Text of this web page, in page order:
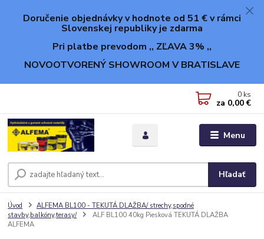
Doručenie objednávky v hodnote od 51 € v rámci
Slovenskej republiky je zdarma
Pri platbe prevodom ,, ZĽAVA 3% ,,
NOVOOTVORENÝ SHOWROOM V BRATISLAVE
Menu
Hľadať
0 ks
za 0,00 €
Úvod
ALFEMA BL100 - TEKUTÁ DLAŽBA/ strechy,spodné
stavby,balkóny,terasy/
ALF BL100 40kg Piesková TEKUTÁ DLAŽBA
ALFEMA